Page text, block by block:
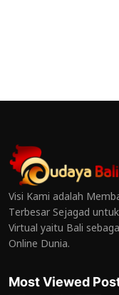
Visi Kami adalah
Terbesar Sejagad
Virtual yaitu Bali
Online Dunia.
Most Viewed